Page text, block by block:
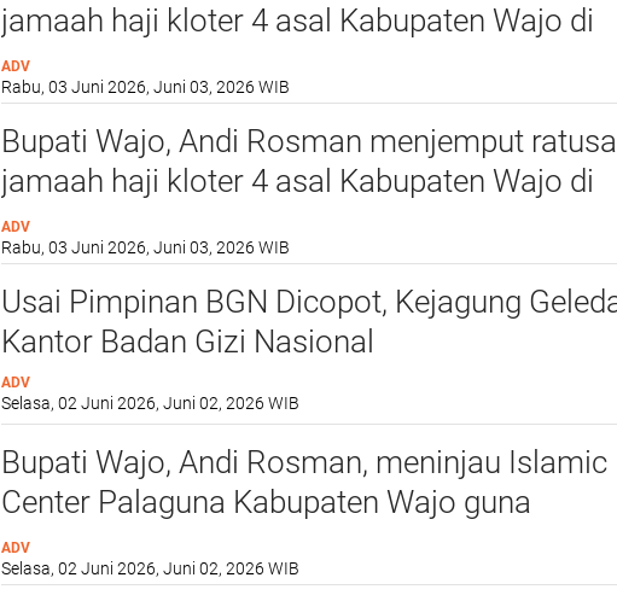
jamaah haji kloter 4 asal Kabupaten Wajo di
Bandara Internasional Sultan Hasanuddin
ADV
Rabu, 03 Juni 2026, Juni 03, 2026 WIB
Bupati Wajo, Andi Rosman menjemput
jamaah haji kloter 4 asal Kabupaten Wajo di
Bandara Internasional Sultan Hasanuddin
ADV
Rabu, 03 Juni 2026, Juni 03, 2026 WIB
Usai Pimpinan BGN Dicopot, Kejagung
Kantor Badan Gizi Nasional
ADV
Selasa, 02 Juni 2026, Juni 02, 2026 WIB
Bupati Wajo, Andi Rosman, meninjau Islamic
Center Palaguna Kabupaten Wajo guna
memastikan kesiapan sarana dan prasarana
dalam mendukung proses pemberangkatan
ADV
Selasa, 02 Juni 2026, Juni 02, 2026 WIB